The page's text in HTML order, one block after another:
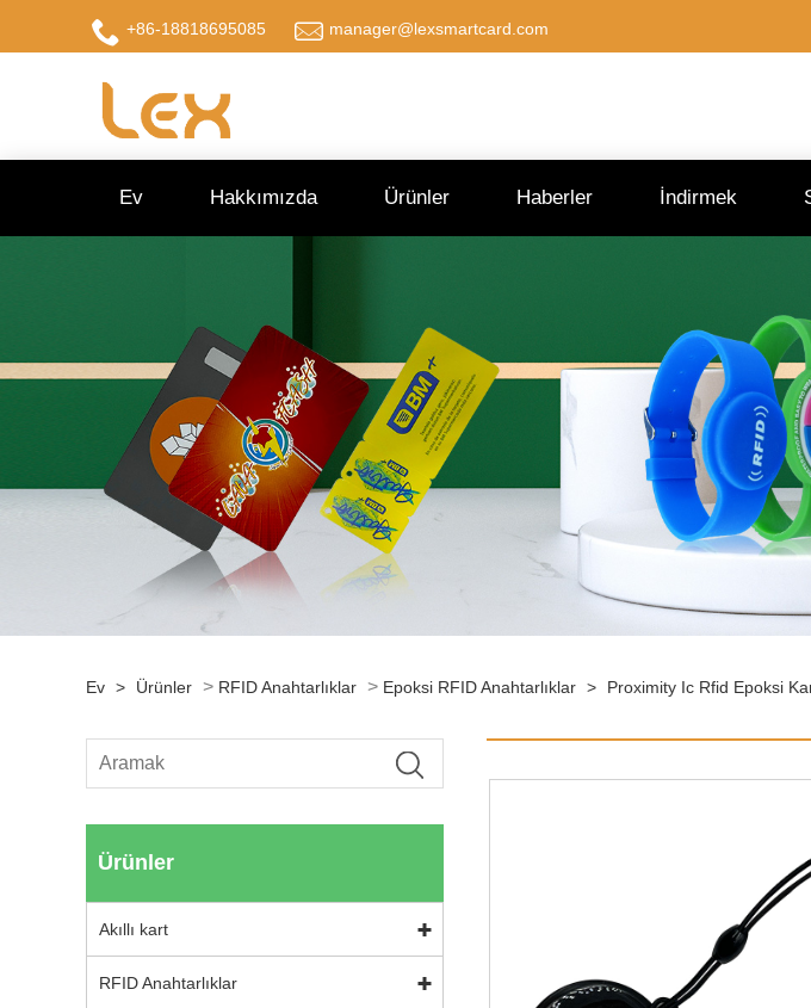
+86-18818695085 manager@lexsmartcard.com
Ev Hakkımızda Ürünler Haberler İndirmek
Ev > Ürünler > RFID Anahtarlıklar > Epoksi RFID Anahtarlıklar > Proximity Ic Rfid Epoksi
Ürünler
Akıllı kart
RFID Anahtarlıklar